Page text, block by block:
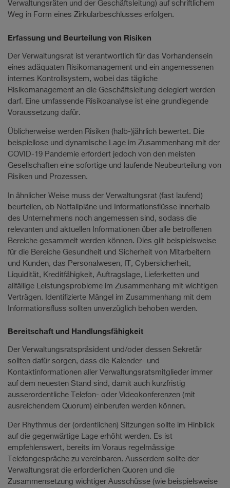
Verwaltungsräten und der Geschäftsleitung) auf schriftlichem
Weg in Form eines Zirkularbeschlusses erfolgen.
Erfassung und Beurteilung von Risiken
Der Verwaltungsrat ist verantwortlich für das Vorhandensein
eines adäquaten Risikomanagement und ein angemessenen
internes Kontrollsystem, wobei das tägliche
Risikomanagement an die Geschäftsleitung delegiert werden
darf. Eine umfassende Risikoanalyse ist eine grundlegende
Voraussetzung dafür.
Üblicherweise werden Risiken (halb-)jährlich bewertet. Die
beispiellose und dynamische Lage im Zusammenhang mit der
COVID-19 Pandemie erfordert jedoch von den meisten
Gesellschaften eine sofortige und laufende Neubeurteilung von
Risiken und Prozessen.
In ähnlicher Weise muss der Verwaltungsrat (fast laufend)
beurteilen, ob Notfallpläne und Informationsflüsse innerhalb
des Unternehmens noch angemessen sind, sodass die
relevanten und aktuellen Informationen über alle betroffenen
Bereiche gesammelt werden können. Dies gilt beispielsweise
für die Bereiche Gesundheit und Sicherheit von Mitarbeitern
und Kunden, das Personalwesen, IT, Cybersicherheit,
Liquidität, Kreditfähigkeit, Auftragslage, Lieferketten und
allfällige Leistungsprobleme im Zusammenhang mit wichtigen
Verträgen. Identifizierte Mängel im Zusammenhang mit dem
Informationsfluss sollten unverzüglich behoben werden.
Bereitschaft und Handlungsfähigkeit
Der Verwaltungsratspräsident und/oder dessen Sekretär
sollten dafür sorgen, dass die Kalender- und
Kontaktinformationen aller Verwaltungsratsmitglieder immer
auf dem neuesten Stand sind, damit auch kurzfristig
ausserordentliche Telefon- oder Videokonferenzen (mit
ausreichendem Quorum) einberufen werden können.
Der Rhythmus der (ordentlichen) Sitzungen sollte im Hinblick
auf die gegenwärtige Lage erhöht werden. Es ist
empfehlenswert, bereits im Voraus regelmässige
Telefongespräche zu vereinbaren. Ausserdem sollte der
Verwaltungsrat die erforderlichen Quoren und die
Zusammensetzung wichtiger Ausschüsse (wie beispielsweise